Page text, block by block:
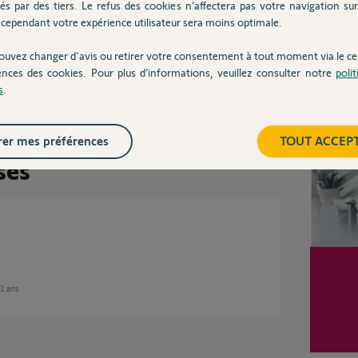
ans
par des tiers. Le refus des cookies n’affectera pas votre navigation
votre expérience utilisateur sera moins optimale.
changer d'avis ou retirer votre consentement à tout moment via le
des cookies. Pour plus d’informations, veuillez consulter notre
TOUT
mes préférences